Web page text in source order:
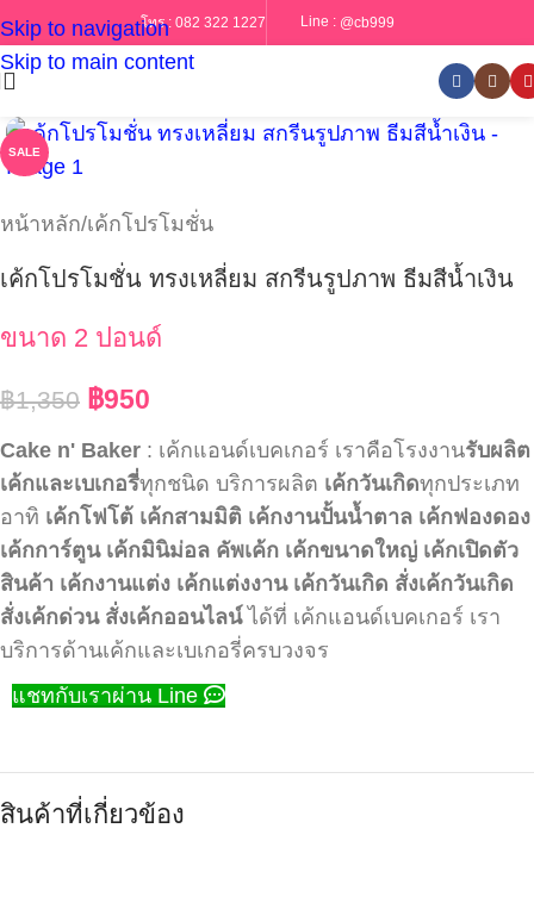
Skip to navigation
Skip to main content
โทร : 082 322 1227 Line : @cb999
SALE
หน้าหลัก/เค้กโปรโมชั่น
เค้กโปรโมชั่น ทรงเหลี่ยม สกรีนรูปภาพ ธีมสีน้ำเงิน
ขนาด 2 ปอนด์
฿1,350 ฿950
Cake n' Baker : เค้กแอนด์เบคเกอร์ เราคือโรงงานรับผลิต
เค้กและเบเกอรี่ทุกชนิด บริการผลิต เค้กวันเกิดทุกประเภท
อาทิ เค้กโฟโต้ เค้กสามมิติ เค้กงานปั้นน้ำตาล เค้กฟองดอง
เค้กการ์ตูน เค้กมินิม่อล คัพเค้ก เค้กขนาดใหญ่ เค้กเปิดตัว
สินค้า เค้กงานแต่ง เค้กแต่งงาน เค้กวันเกิด สั่งเค้กวันเกิด
สั่งเค้กด่วน สั่งเค้กออนไลน์ได้ที่ เค้กแอนด์เบคเกอร์ เรา
บริการด้านเค้กและเบเกอรี่ครบวงจร
แชทกับเราผ่าน Line
สินค้าที่เกี่ยวข้อง